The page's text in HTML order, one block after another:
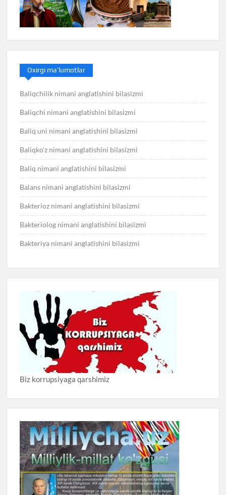
Oxirgi ma’lumotlar
Baliqchilik nimani anglatishini bilasizmi
Baliqchi nimani anglatishini bilasizmi
Baliq uni nimani anglatishini bilasizmi
Baliqko’z nimani anglatishini bilasizmi
Baliq nimani anglatishini bilasizmi
Balans nimani anglatishini bilasizmi
Bakterioz nimani anglatishini bilasizmi
Bakteriolog nimani anglatishini bilasizmi
Bakteriya nimani anglatishini bilasizmi
Biz korrupsiyaga qarshimiz